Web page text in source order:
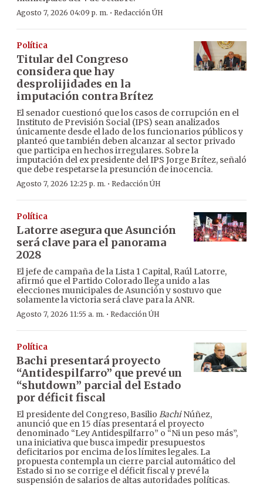
Agosto 7, 2026 04:09 p. m. · Redacción ÚH
Política
Titular del Congreso
considera que hay
desprolijidades en la
imputación contra Brítez
El senador cuestionó que los casos de corrupción en el
Instituto de Previsión Social (IPS) sean analizados
únicamente desde el lado de los funcionarios públicos y
planteó que también deben alcanzar al sector privado
que participa en hechos irregulares. Sobre la
imputación del ex presidente del IPS Jorge Brítez, señaló
que debe respetarse la presunción de inocencia.
Agosto 7, 2026 12:25 p. m. · Redacción ÚH
Política
Latorre asegura que Asunción
será clave para el panorama
2028
El jefe de campaña de la Lista 1 Capital, Raúl Latorre,
afirmó que el Partido Colorado llega unido a las
elecciones municipales de Asunción y sostuvo que
solamente la victoria será clave para la ANR.
Agosto 7, 2026 11:55 a. m. · Redacción ÚH
Política
Bachi presentará proyecto
“Antidespilfarro” que prevé un
“shutdown” parcial del Estado
por déficit fiscal
El presidente del Congreso, Basilio BachiNúñez,
anunció que en 15 días presentará el proyecto
denominado “Ley Antidespilfarro” o “Ni un peso más”,
una iniciativa que busca impedir presupuestos
deficitarios por encima de los límites legales. La
propuesta contempla un cierre parcial automático del
Estado si no se corrige el déficit fiscal y prevé la
suspensión de salarios de altas autoridades políticas.